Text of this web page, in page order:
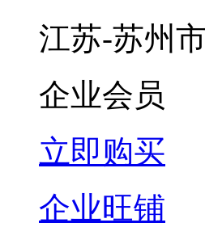
江苏-苏州
企业会员
立即购买
企业旺铺